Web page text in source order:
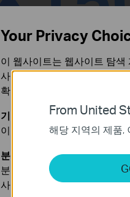
1.5 Gbps 듀얼 밴드 Wi-Fi 6
USB 포트
From United
해당 지역의 제품,
Your Privacy
이 웹사이트는 웹사이트 탐
사용합니다. 귀하는 언제든
확인할 수 있습니다.
기본 쿠키
이 쿠키는 웹사이트가 작동하
분석 및 마케팅 쿠키
분석 쿠키는 웹사이트의 기능
사용하는 쿠키입니다.